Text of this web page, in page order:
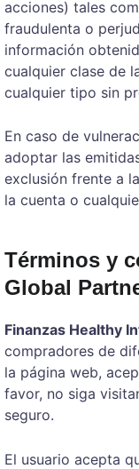
acciones) tales
fraudulenta o
información
cualquier clase de
cualquier tipo sin
En caso de
adoptar las
exclusión frente a
la cuenta o
Términos y
Global
Finanzas Healthy
compradores de
la página web,
favor, no siga
seguro.
El usuario acepta